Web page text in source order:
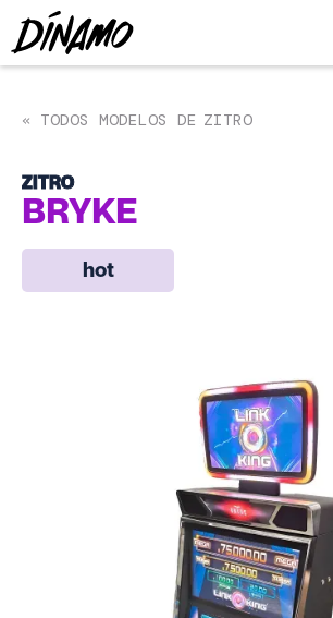
« TODOS MODELOS DE ZITRO
ZITRO
BRYKE
hot